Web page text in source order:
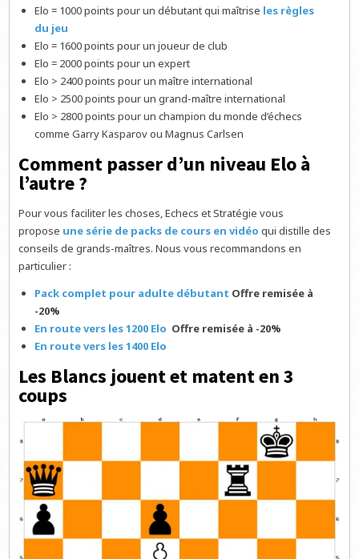
Elo = 1000 points pour un débutant qui maîtrise les règles
du jeu
Elo = 1600 points pour un joueur de club
Elo = 2000 points pour un expert
Elo > 2400 points pour un maître international
Elo > 2500 points pour un grand-maître international
Elo > 2800 points pour un champion du monde d’échecs
comme Garry Kasparov ou Magnus Carlsen
Comment passer d’un niveau Elo à
l’autre ?
Pour vous faciliter les choses, Echecs et Stratégie vous
propose une série de packs de cours en vidéo qui distille des
conseils de grands-maîtres. Nous vous recommandons en
particulier :
Pack complet pour adulte débutant Offre remisée à
-20%
En route vers les 1200 Elo Offre remisée à -20%
En route vers les 1400 Elo
Les Blancs jouent et matent en 3
coups